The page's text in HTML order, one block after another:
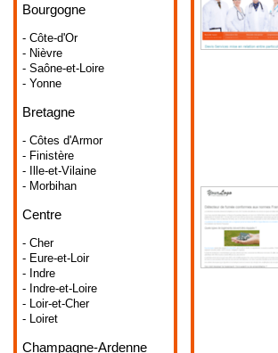
Bourgogne
- Côte-d'Or
- Nièvre
- Saône-et-Loire
- Yonne
Bretagne
- Côtes d'Armor
- Finistère
- Ille-et-Vilaine
- Morbihan
Centre
- Cher
- Eure-et-Loir
- Indre
- Indre-et-Loire
- Loir-et-Cher
- Loiret
Champagne-Ardenne